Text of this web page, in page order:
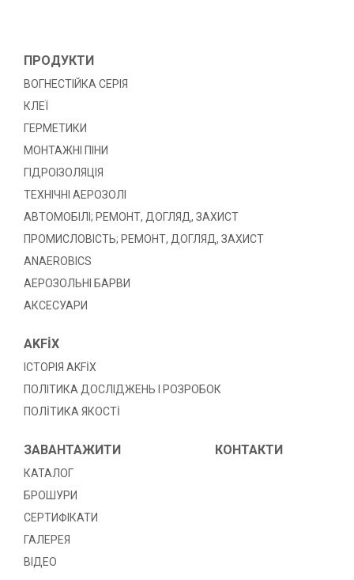
ПРОДУКТИ
ВОГНЕСТІЙКА СЕРІЯ
КЛЕЇ
ГЕРМЕТИКИ
МОНТАЖНІ ПІНИ
ГІДРОІЗОЛЯЦІЯ
ТЕХНІЧНІ АЕРОЗОЛІ
АВТОМОБІЛІ; РЕМОНТ, ДОГЛЯД, ЗАХИСТ
ПРОМИСЛОВІСТЬ; РЕМОНТ, ДОГЛЯД, ЗАХИСТ
ANAEROBICS
АЕРОЗОЛЬНІ БАРВИ
АКСЕСУАРИ
AKFİX
ІСТОРІЯ AKFİX
ПОЛІТИКА ДОСЛІДЖЕНЬ І РОЗРОБОК
ПОЛİТИКА ЯКОСТİ
ЗАВАНТАЖИТИ
КАТАЛОГ
БРОШУРИ
СЕРТИФІКАТИ
ГАЛЕРЕЯ
ВІДЕО
КОНТАКТИ